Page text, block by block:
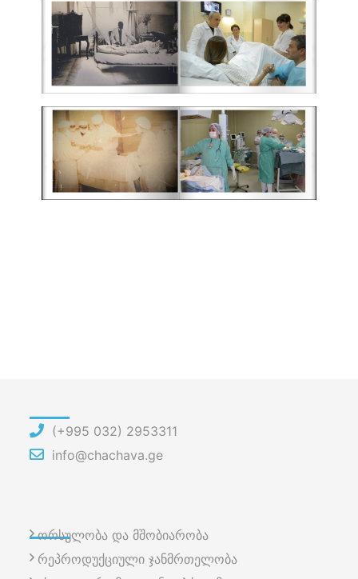
(+995 032) 2953311
info@chachava.ge
ორსულობა და მშობიარობა
რეპროდუქციული ჯანმრთელობა